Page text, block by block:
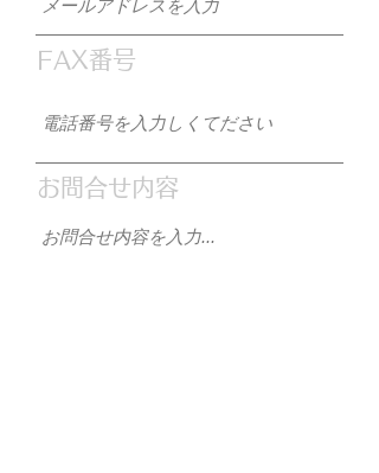
FAX番号
お問合せ内容